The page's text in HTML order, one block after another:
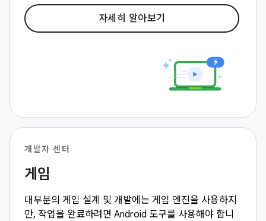
자세히 알아보기
개발자 센터
게임
대부분의 게임 설계 및 개발에는 게임 엔진을 사용하지
만, 작업을 완료하려면 Android 도구를 사용해야 합니